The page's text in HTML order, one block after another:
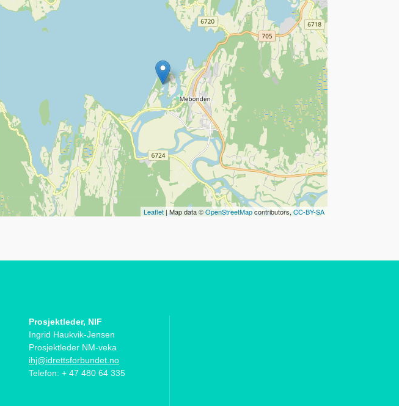
Leaflet | Map data ©OpenStreetMapcontributors,CC-BY-SA
Prosjektleder, NIF
Ingrid Haukvik-Jensen
Prosjektleder NM-veka
ihj@idrettsforbundet.no
Telefon: + 47 480 64 335